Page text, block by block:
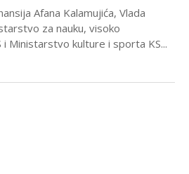
Afana Kalamujića, Vlada
za nauku, visoko
Ministarstvo kulture i sporta KS...